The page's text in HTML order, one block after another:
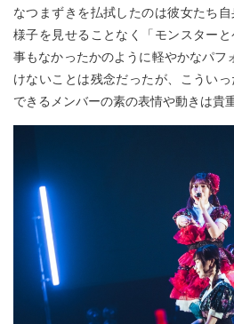
なつまずきを払拭したのは彼女たち
様子を見せることなく「モンスター
事もなかったかのように軽やかなパフ
けないことは残念だったが、こうい
できるメンバーの素の表情や動きは貴重